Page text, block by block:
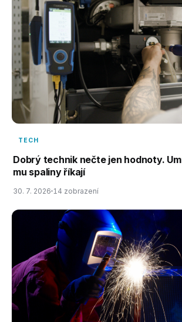
TECH
Dobrý technik nečte jen hodnoty.
mu spaliny říkají
30. 7. 2026 14 zobrazení